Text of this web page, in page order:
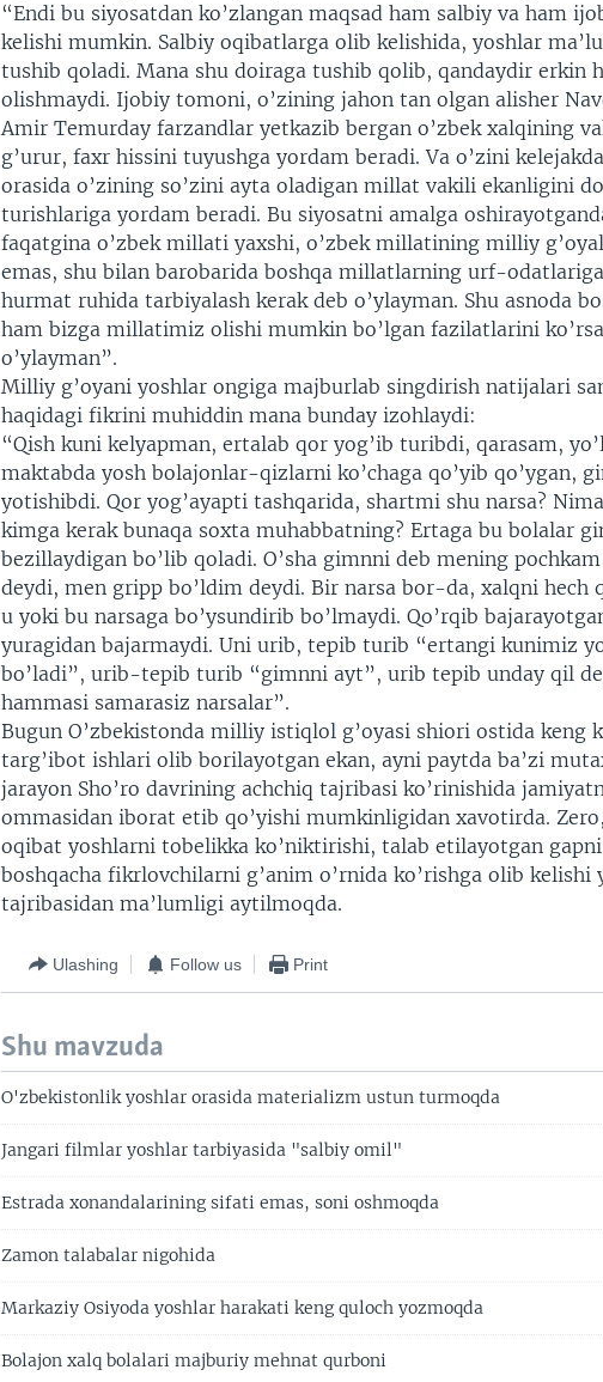
“Endi bu siyosatdan ko’zlangan maqsad ham salbiy va ham
kelishi mumkin. Salbiy oqibatlarga olib kelishida, yoshlar
tushib qoladi. Mana shu doiraga tushib qolib, qandaydir erkin
olishmaydi. Ijobiy tomoni, o’zining jahon tan olgan alisher
Amir Temurday farzandlar yetkazib bergan o’zbek xalqining
g’urur, faxr hissini tuyushga yordam beradi. Va o’zini
orasida o’zining so’zini ayta oladigan millat vakili ekanligini
turishlariga yordam beradi. Bu siyosatni amalga
faqatgina o’zbek millati yaxshi, o’zbek millatining milliy
emas, shu bilan barobarida boshqa millatlarning urf-
hurmat ruhida tarbiyalash kerak deb o’ylayman. Shu asnoda
ham bizga millatimiz olishi mumkin bo’lgan fazilatlarini
o’ylayman”.
Milliy g’oyani yoshlar ongiga majburlab singdirish natijalari
haqidagi fikrini muhiddin mana bunday izohlaydi:
“Qish kuni kelyapman, ertalab qor yog’ib turibdi, qarasam,
maktabda yosh bolajonlar-qizlarni ko’chaga qo’yib qo’ygan,
yotishibdi. Qor yog’ayapti tashqarida, shartmi shu narsa?
kimga kerak bunaqa soxta muhabbatning? Ertaga bu bolalar
bezillaydigan bo’lib qoladi. O’sha gimnni deb mening
deydi, men gripp bo’ldim deydi. Bir narsa bor-da, xalqni hech
u yoki bu narsaga bo’ysundirib bo’lmaydi. Qo’rqib
yuragidan bajarmaydi. Uni urib, tepib turib “ertangi kunimiz
bo’ladi”, urib-tepib turib “gimnni ayt”, urib tepib unday qil
hammasi samarasiz narsalar”.
Bugun O’zbekistonda milliy istiqlol g’oyasi shiori ostida keng
targ’ibot ishlari olib borilayotgan ekan, ayni paytda ba’zi
jarayon Sho’ro davrining achchiq tajribasi ko’rinishida
ommasidan iborat etib qo’yishi mumkinligidan xavotirda.
oqibat yoshlarni tobelikka ko’niktirishi, talab etilayotgan
boshqacha fikrlovchilarni g’anim o’rnida ko’rishga olib kelishi
tajribasidan ma’lumligi aytilmoqda.
Ulashing Follow us Print
Shu mavzuda
O'zbekistonlik yoshlar orasida materializm ustun turmoqda
Jangari filmlar yoshlar tarbiyasida "salbiy omil"
Estrada xonandalarining sifati emas, soni oshmoqda
Zamon talabalar nigohida
Markaziy Osiyoda yoshlar harakati keng quloch yozmoqda
Bolajon xalq bolalari majburiy mehnat qurboni